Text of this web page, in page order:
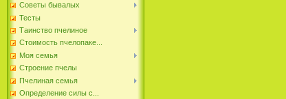
Советы бывалых
Тесты
Таинство пчелиное
Стоимость пчелопаке...
Моя семья
Строение пчелы
Пчелиная семья
Определение силы с...